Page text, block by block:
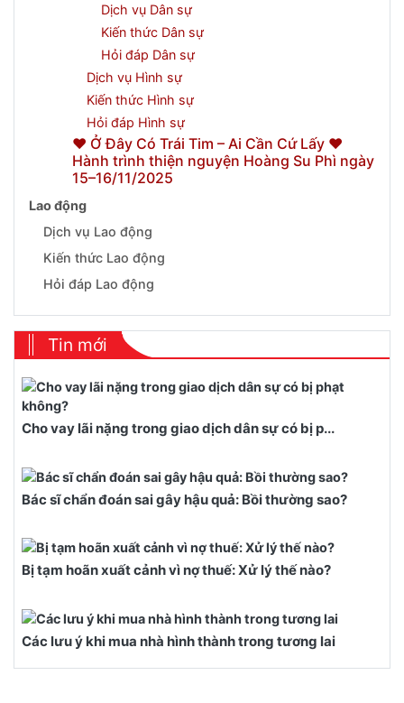
Dịch vụ Dân sự
Kiến thức Dân sự
Hỏi đáp Dân sự
Dịch vụ Hình sự
Kiến thức Hình sự
Hỏi đáp Hình sự
❤️ Ở Đây Có Trái Tim – Ai Cần Cứ Lấy ❤️
Hành trình thiện nguyện Hoàng Su Phì ngày
15–16/11/2025
Lao động
Dịch vụ Lao động
Kiến thức Lao động
Hỏi đáp Lao động
Tin mới
Cho vay lãi nặng trong giao dịch dân sự có bị p...
Bác sĩ chẩn đoán sai gây hậu quả: Bồi thường sao?
Bị tạm hoãn xuất cảnh vì nợ thuế: Xử lý thế nào?
Các lưu ý khi mua nhà hình thành trong tương lai